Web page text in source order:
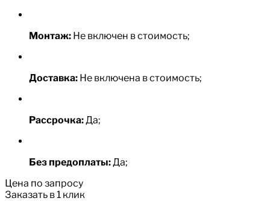
Монтаж: Не включен в стоимость;
Доставка: Не включена в стоимость;
Рассрочка:Да;
Без предоплаты:Да;
Цена по запросу
Заказать в 1 клик